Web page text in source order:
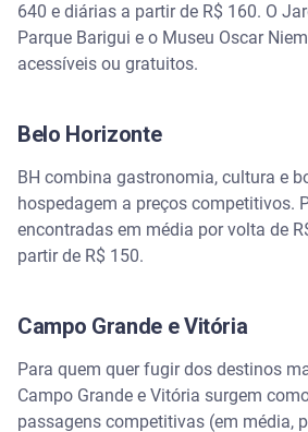
640 e diárias a partir de R$ 160. O
Parque Barigui e o Museu Oscar
acessíveis ou gratuitos.
Belo Horizonte
BH combina gastronomia, cultura e
hospedagem a preços competitivos.
encontradas em média por volta de
partir de R$ 150.
Campo Grande e Vitória
Para quem quer fugir dos destinos
Campo Grande e Vitória surgem
passagens competitivas (em média,